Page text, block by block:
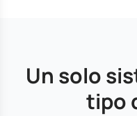
Un solo
tipo